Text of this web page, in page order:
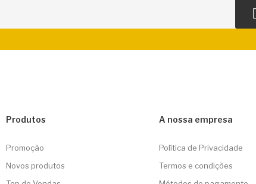
Produtos
Promoção
Novos produtos
A nossa empresa
Política de Privacidade
Termos e condições